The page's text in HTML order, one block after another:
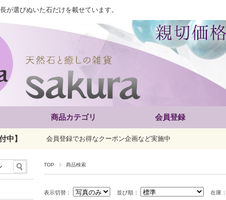
が選びぬいた石だけを載せています。
商品カテゴリ 会員登録
中】 会員登録でお得なクーポン企画など実施中
TOP 商品検索
表示切替： 並び順： 在庫：